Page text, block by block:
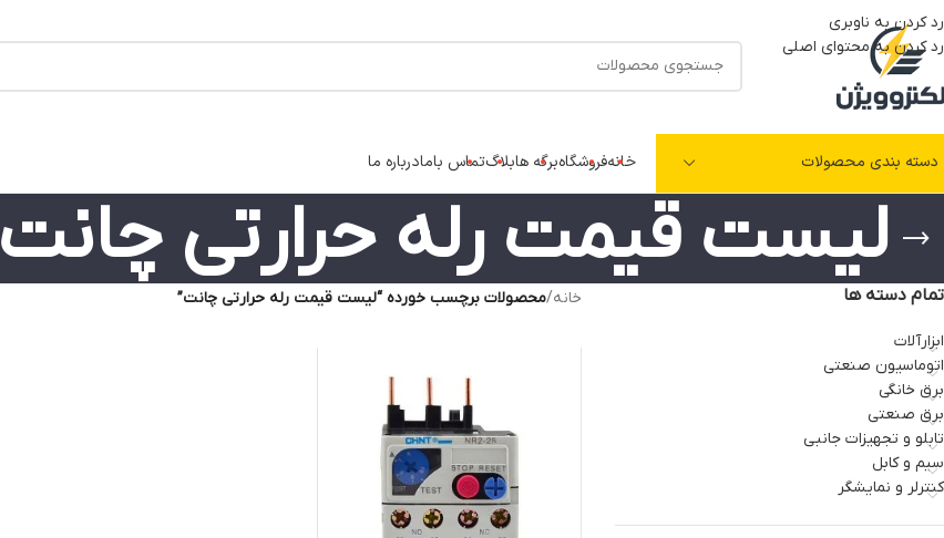
رد کردن به ناوبری
رد کردن به محتوای اصلی
دسته بندی محصولات خانهفروشگاهبرگه هابلاگتماس بامادرباره ما
لیست قیمت رله حرارتی چانت
تمام دسته ها
ابزارآلات
اتوماسیون صنعتی
برق خانگی
برق صنعتی
تابلو و تجهیزات جانبی
سیم و کابل
کنترلر و نمایشگر
خانه/محصولات برچسب خورده “لیست قیمت رله حرارتی چانت”